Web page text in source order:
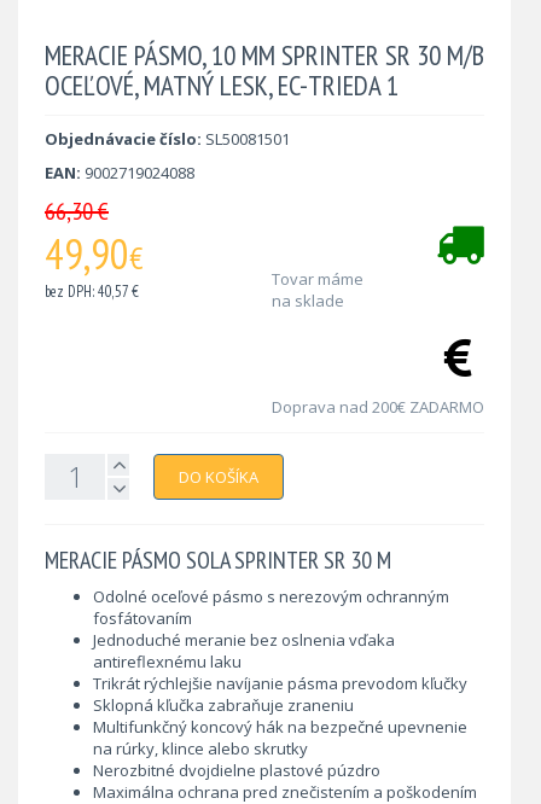
MERACIE PÁSMO, 10 MM SPRINTER SR 30 M/B
OCEĽOVÉ, MATNÝ LESK, EC-TRIEDA 1
Objednávacie číslo: SL50081501
EAN: 9002719024088
66,30 €
49,90€
bez DPH: 40,57 €
Tovar máme
na sklade
Doprava nad 200€ ZADARMO
DO KOŠÍKA
MERACIE PÁSMO SOLA SPRINTER SR 30 M
Odolné oceľové pásmo s nerezovým ochranným
fosfátovaním
Jednoduché meranie bez oslnenia vďaka
antireflexnému laku
Trikrát rýchlejšie navíjanie pásma prevodom kľučky
Sklopná kľučka zabraňuje zraneniu
Multifunkčný koncový hák na bezpečné upevnenie
na rúrky, klince alebo skrutky
Nerozbitné dvojdielne plastové púzdro
Maximálna ochrana pred znečistením a poškodením